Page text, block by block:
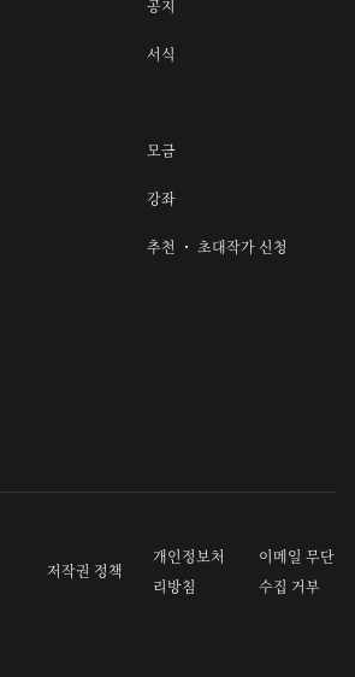
공지
서식
모금
강좌
추천 ・ 초대작가 신청
저작권 정책
개인정보처
리방침
이메일 무단
수집 거부